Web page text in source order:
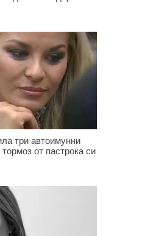
три автоимунни
от пастрока си